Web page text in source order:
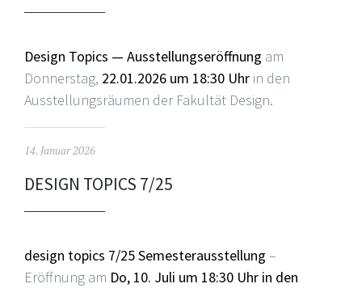
Design Topics — Ausstellungseröffnung am
Donnerstag, 22.01.2026 um 18:30 Uhr in den
Ausstellungsräumen der Fakultät Design.
14. Januar 2026
DESIGN TOPICS 7/25
design topics 7/25 Semesterausstellung –
Eröffnung am Do, 10. Juli um 18:30 Uhr in den